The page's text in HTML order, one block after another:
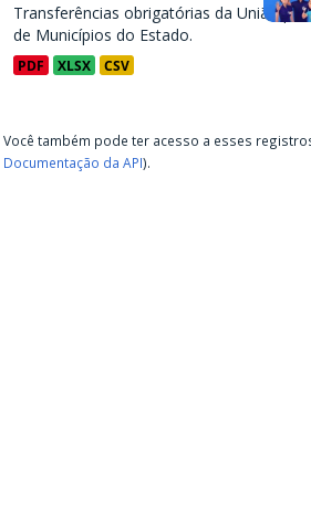
Transferências obrigatórias da União
de Municípios do Estado.
PDF XLSX CSV
Você também pode ter acesso a esses
Documentação da API).